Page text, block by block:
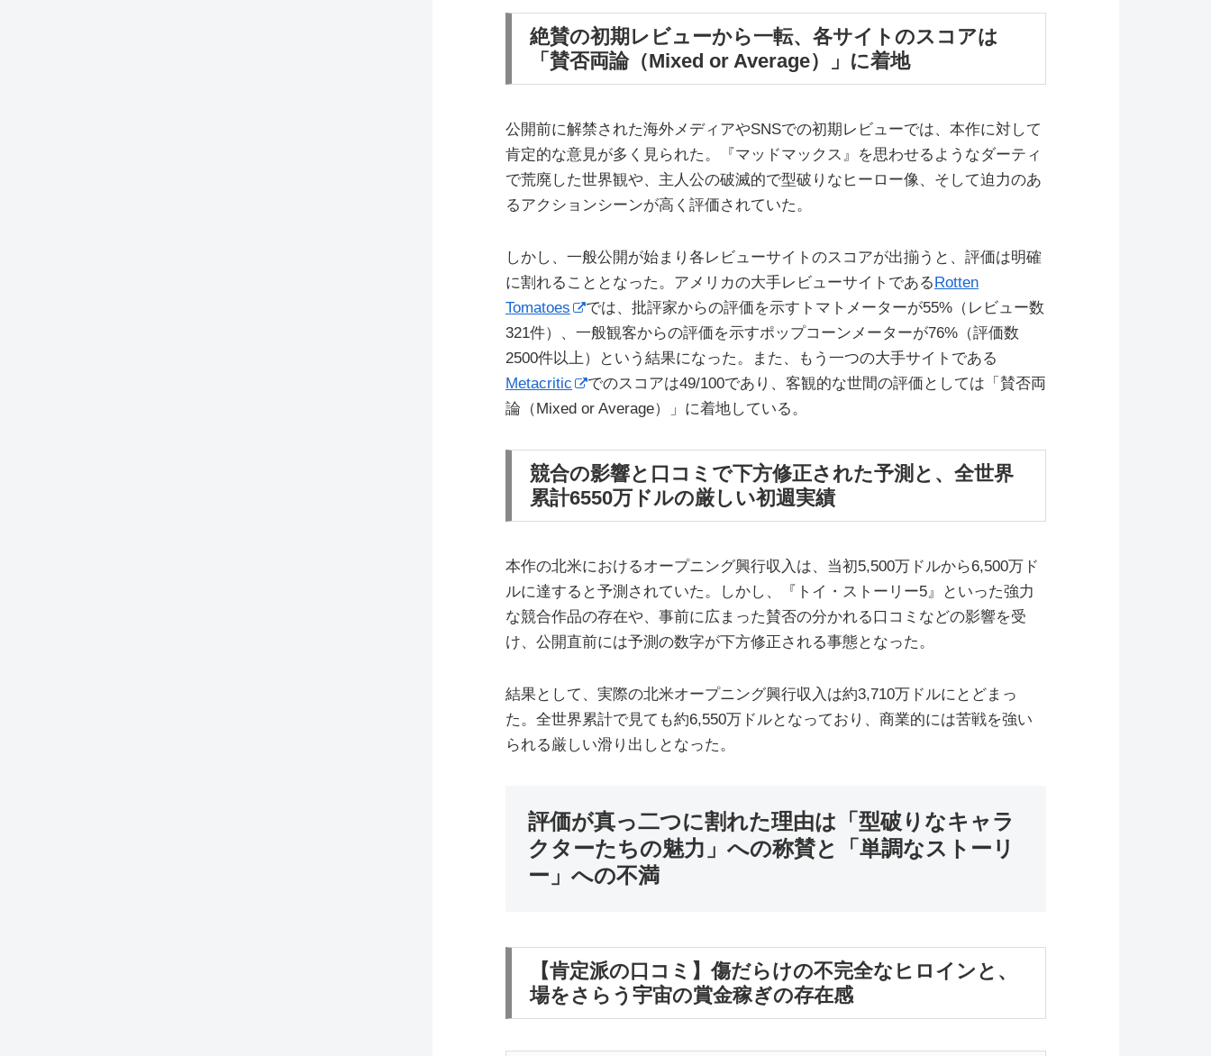
絶賛の初期レビューから一転、各サイトのスコアは
「賛否両論（Mixed or Average）」に着地
公開前に解禁された海外メディアやSNSでの初期レビューでは、本作に対して
肯定的な意見が多く見られた。『マッドマックス』を思わせるようなダーティ
で荒廃した世界観や、主人公の破滅的で型破りなヒーロー像、そして迫力のあ
るアクションシーンが高く評価されていた。
しかし、一般公開が始まり各レビューサイトのスコアが出揃うと、評価は明確
に割れることとなった。アメリカの大手レビューサイトである Rotten
Tomatoes
では、批評家からの評価を示すトマトメーターが55%（レビュー数
321件）、一般観客からの評価を示すポップコーンメーターが76%（評価数
2500件以上）という結果になった。また、もう一つの大手サイトである
Metacritic
でのスコアは49/100であり、客観的な世間の評価としては「賛否両
論（Mixed or Average）」に着地している。
競合の影響と口コミで下方修正された予測と、全世界
累計6550万ドルの厳しい初週実績
本作の北米におけるオープニング興行収入は、当初5,500万ドルから6,500万ド
ルに達すると予測されていた。しかし、『トイ・ストーリー5』といった強力
な競合作品の存在や、事前に広まった賛否の分かれる口コミなどの影響を受
け、公開直前には予測の数字が下方修正される事態となった。
結果として、実際の北米オープニング興行収入は約3,710万ドルにとどまっ
た。全世界累計で見ても約6,550万ドルとなっており、商業的には苦戦を強い
られる厳しい滑り出しとなった。
評価が真っ二つに割れた理由は「型破りなキャラ
クターたちの魅力」への称賛と「単調なストーリ
ー」への不満
【肯定派の口コミ】傷だらけの不完全なヒロインと、
場をさらう宇宙の賞金稼ぎの存在感